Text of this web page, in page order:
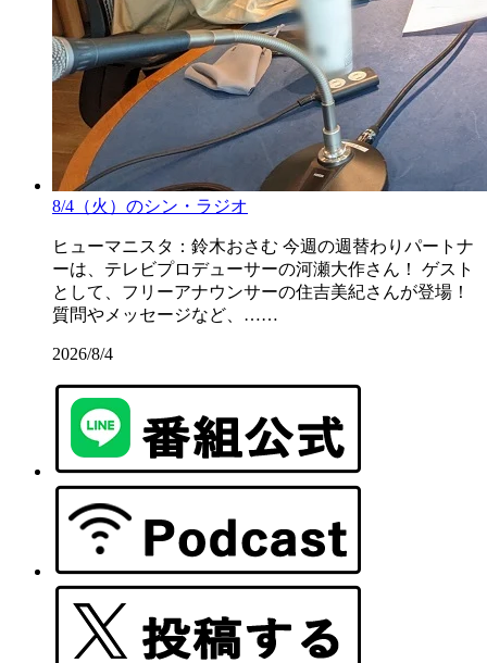
8/4（火）のシン・ラジオ
ヒューマニスタ：鈴木おさむ 今週の週替わりパートナ
ーは、テレビプロデューサーの河瀬大作さん！ ゲスト
として、フリーアナウンサーの住吉美紀さんが登場！
質問やメッセージなど、……
2026/8/4